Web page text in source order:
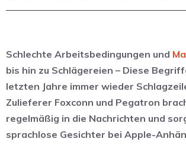
Schlechte Arbeitsbedingungen und
bis hin zu Schlägereien – Diese
letzten Jahre immer wieder
Zulieferer Foxconn und Pegatron
regelmäßig in die Nachrichten und
sprachlose Gesichter bei Apple-